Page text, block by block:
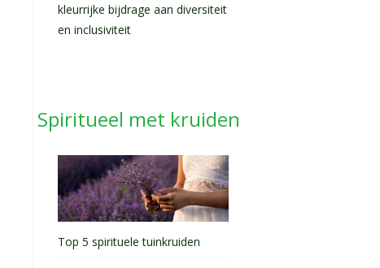
kleurrijke bijdrage aan diversiteit
en inclusiviteit
Spiritueel met kruiden
Top 5 spirituele tuinkruiden